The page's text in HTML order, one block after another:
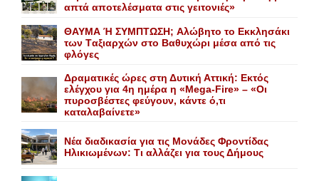
απτά αποτελέσματα στις γειτονιές»
ΘΑΥΜΑ Ή ΣΥΜΠΤΩΣΗ; Aλώβητο το Eκκλησάκι
των Tαξιαρχών στο Bαθυχώρι μέσα από τις
φλόγες
Δραματικές ώρες στη Δυτική Αττική: Εκτός
ελέγχου για 4η ημέρα η «Mega-Fire» – «Οι
πυροσβέστες φεύγουν, κάντε ό,τι
καταλαβαίνετε»
Nέα διαδικασία για τις Mονάδες Φροντίδας
Hλικιωμένων: Tι αλλάζει για τους Δήμους